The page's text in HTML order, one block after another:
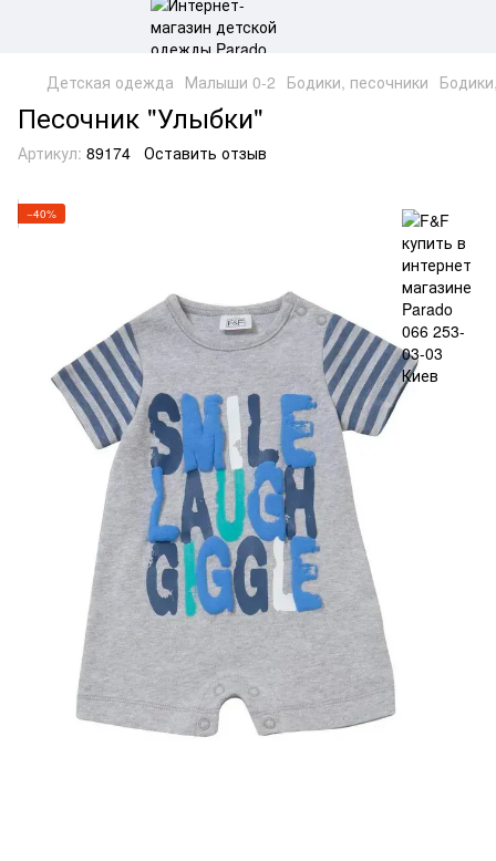
Детская одежда Малыши 0-2 Бодики, песочники
Песочник "Улыбки"
Артикул: 89174 Оставить отзыв
−40%